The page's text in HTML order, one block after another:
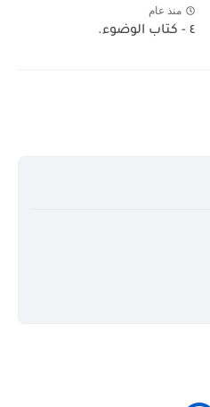
منذ عام
٤ - كتاب الوضوء.